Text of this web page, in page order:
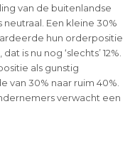
van de buitenlandse
neutraal. Een kleine 30%
hun orderpositie
is nu nog ‘slechts’ 12%.
als gunstig
30% naar ruim 40%.
verwacht een